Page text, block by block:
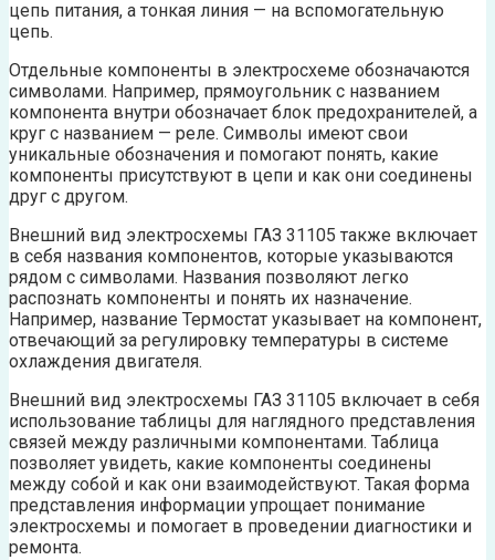
цепь питания, а тонкая линия — на вспомогательную
цепь.
Отдельные компоненты в электросхеме обозначаются
символами. Например, прямоугольник с названием
компонента внутри обозначает блок предохранителей, а
круг с названием — реле. Символы имеют свои
уникальные обозначения и помогают понять, какие
компоненты присутствуют в цепи и как они соединены
друг с другом.
Внешний вид электросхемы ГАЗ 31105 также включает
в себя названия компонентов, которые указываются
рядом с символами. Названия позволяют легко
распознать компоненты и понять их назначение.
Например, название Термостат указывает на компонент,
отвечающий за регулировку температуры в системе
охлаждения двигателя.
Внешний вид электросхемы ГАЗ 31105 включает в себя
использование таблицы для наглядного представления
связей между различными компонентами. Таблица
позволяет увидеть, какие компоненты соединены
между собой и как они взаимодействуют. Такая форма
представления информации упрощает понимание
электросхемы и помогает в проведении диагностики и
ремонта.